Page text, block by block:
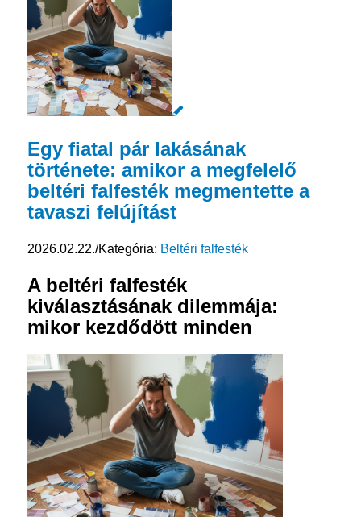
Egy fiatal pár lakásának
története: amikor a megfelelő
beltéri falfesték megmentette a
tavaszi felújítást
2026.02.22./Kategória: Beltéri falfesték
A beltéri falfesték
kiválasztásának dilemmája:
mikor kezdődött minden